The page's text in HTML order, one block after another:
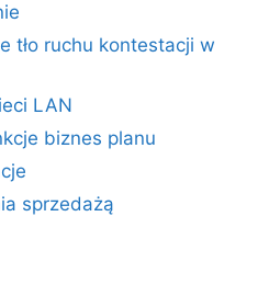
tło ruchu kontestacji w
LAN
biznes planu
sprzedażą